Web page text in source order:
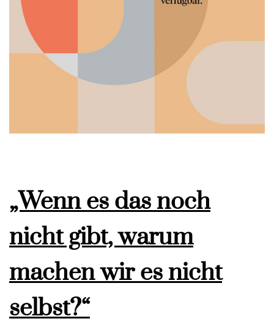
„Wenn es das noch
nicht gibt, warum
machen wir es nicht
selbst?“